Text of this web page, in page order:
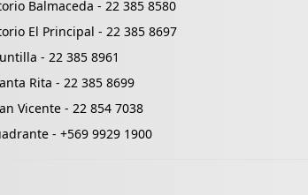
Balmaceda - 22 385 8580
El Principal - 22 385 8697
- 22 385 8961
Rita - 22 385 8699
Vicente - 22 854 7038
- +569 9929 1900